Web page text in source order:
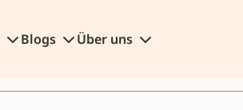
Blogs Über uns